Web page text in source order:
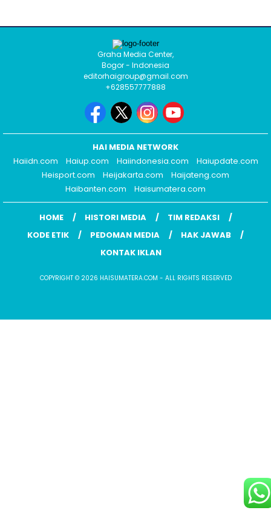
Graha Media Center,
Bogor - Indonesia
editorhaigroup@gmail.com
+628557777888
HAI MEDIA NETWORK
Haiidn.com
Haiup.com Haiindonesia.com
Haiupdate.com
Heisport.com
Heijakarta.com
Haijateng.com
Haibanten.com
Haisumatera.com
HOME HISTORI MEDIA
TIM REDAKSI
KODE ETIK
PEDOMAN MEDIA
HAK JAWAB
KONTAK IKLAN
COPYRIGHT © 2026 HAISUMATERA.COM - ALL RIGHTS RESERVED